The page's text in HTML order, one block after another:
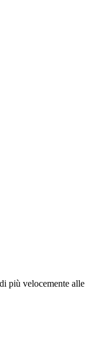
più velocemente alle